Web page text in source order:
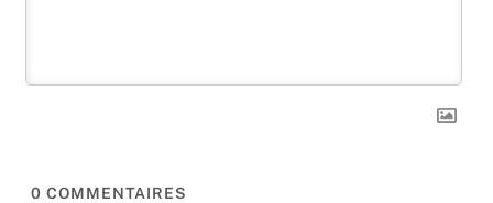
0 COMMENTAIRES